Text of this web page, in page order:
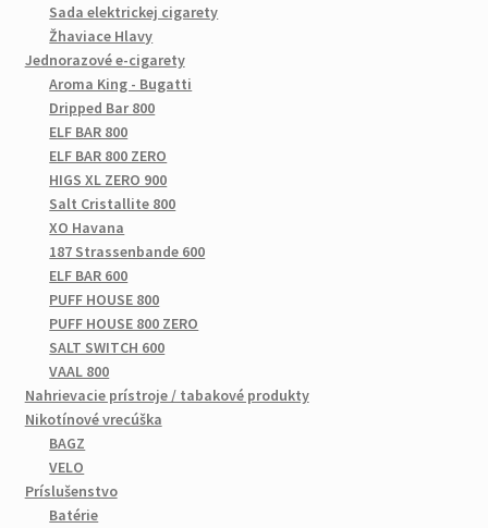
Sada elektrickej cigarety
Žhaviace Hlavy
Jednorazové e-cigarety
Aroma King - Bugatti
Dripped Bar 800
ELF BAR 800
ELF BAR 800 ZERO
HIGS XL ZERO 900
Salt Cristallite 800
XO Havana
187 Strassenbande 600
ELF BAR 600
PUFF HOUSE 800
PUFF HOUSE 800 ZERO
SALT SWITCH 600
VAAL 800
Nahrievacie prístroje / tabakové produkty
Nikotínové vrecúška
BAGZ
VELO
Príslušenstvo
Batérie